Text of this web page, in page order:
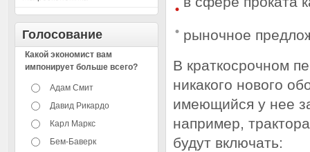
Голосование
Какой экономист вам
импонирует больше всего?
Адам Смит
Давид Рикардо
Карл Маркс
Бем-Баверк
рыночное
В краткосрочном
никакого нового
имеющийся у нее
например,
будут включать: